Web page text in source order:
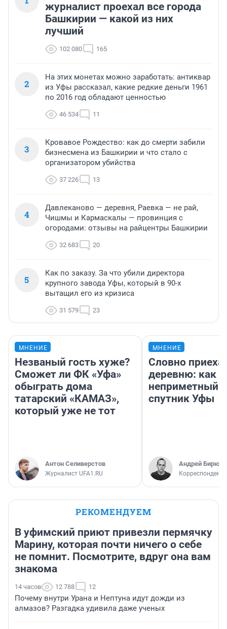
журналист проехал все города
Башкирии — какой из них
лучший
102 080 165
2
На этих монетах можно заработать: антиквар
из Уфы рассказал, какие редкие деньги 1961
по 2016 год обладают ценностью
46 534 11
3
Кровавое Рождество: как до смерти забили
бизнесмена из Башкирии и что стало с
организатором убийства
37 226 13
4
Давлеканово — деревня, Раевка — не рай,
Чишмы и Кармаскалы — провинция с
огородами: отзывы на райцентры Башкирии
32 683 20
5
Как по заказу. За что убили директора
крупного завода Уфы, который в 90-х
вытащил его из кризиса
31 579 23
МНЕНИЕ
Незваный гость хуже?
Сможет ли ФК «Уфа»
обыграть дома
татарский «КАМАЗ»,
который уже не тот
Антон Селиверстов
Журналист UFA1.RU
МНЕНИЕ
Словно
деревню: как
неприметный
спутник Уфы
Андрей
Корреспондент
РЕКОМЕНДУЕМ
В уфимский приют привезли пермячку
Марину, которая почти ничего о себе
не помнит. Посмотрите, вдруг она вам
знакома
14 часов 12 788 12
Почему внутри Урана и Нептуна идут дожди из
алмазов? Разгадка удивила даже ученых